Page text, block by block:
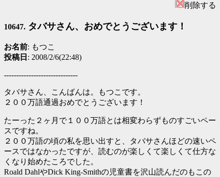
削除する
10647. タバサさん、おめでとうございます！
お名前: もつこ
投稿日 : 2008/2/6(22:48)
------------------------------
タバサさん、こんばんは。もつこです。
２００万語通過おめでとうございます！
たーった２ヶ月で１００万語とは相変わらずものすごいペー
スですね。
２００万語の頃の私を思い出すと、タバサさんほどの速いペ
ースではなかったですが、読むのが楽しくて楽しくて仕方な
くなり始めたころでした。
Roald DahlやDick King-Smithの児童書を沢山読んだのもこの